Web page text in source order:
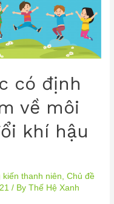
có định
về môi
khí hậu
kiến thanh niên ,Chủ đề
/ ByThế Hệ Xanh